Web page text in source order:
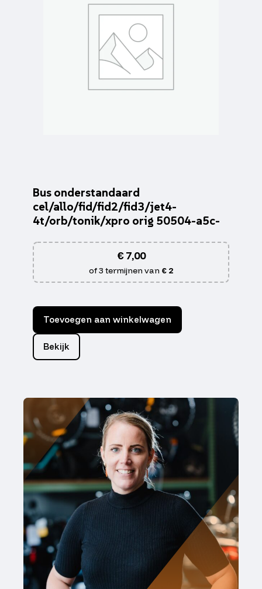
Bus onderstandaard
cel/allo/fid/fid2/fid3/jet4-
4t/orb/tonik/xpro orig 50504-a5c-
€7,00
of 3 termijnen van € 2
Toevoegen aan winkelwagen
Bekijk